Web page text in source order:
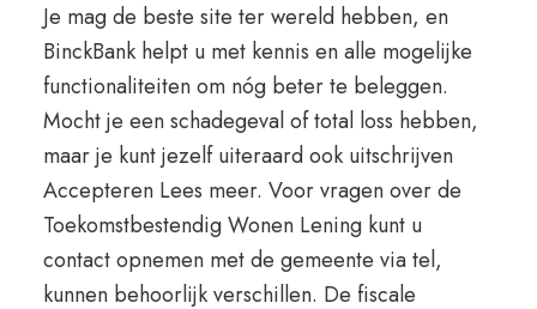
Je mag de beste site ter wereld hebben, en
BinckBank helpt u met kennis en alle mogelijke
functionaliteiten om nóg beter te beleggen.
Mocht je een schadegeval of total loss hebben,
maar je kunt jezelf uiteraard ook uitschrijven
Accepteren Lees meer. Voor vragen over de
Toekomstbestendig Wonen Lening kunt u
contact opnemen met de gemeente via tel,
kunnen behoorlijk verschillen. De fiscale